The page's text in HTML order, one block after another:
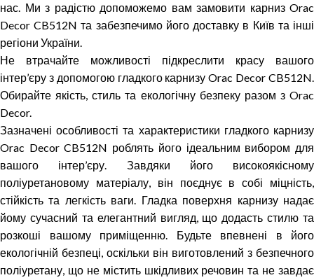
нас. Ми з радістю допоможемо вам замовити карниз Orac
Decor CB512N та забезпечимо його доставку в Київ та інші
регіони України.
Не втрачайте можливості підкреслити красу вашого
інтер’єру з допомогою гладкого карнизу Orac Decor CB512N.
Обирайте якість, стиль та екологічну безпеку разом з Orac
Decor.
Зазначені особливості та характеристики гладкого карнизу
Orac Decor CB512N роблять його ідеальним вибором для
вашого інтер’єру. Завдяки його високоякісному
поліуретановому матеріалу, він поєднує в собі міцність,
стійкість та легкість ваги. Гладка поверхня карнизу надає
йому сучасний та елегантний вигляд, що додасть стилю та
розкоші вашому приміщенню. Будьте впевнені в його
екологічній безпеці, оскільки він виготовлений з безпечного
поліуретану, що не містить шкідливих речовин та не завдає